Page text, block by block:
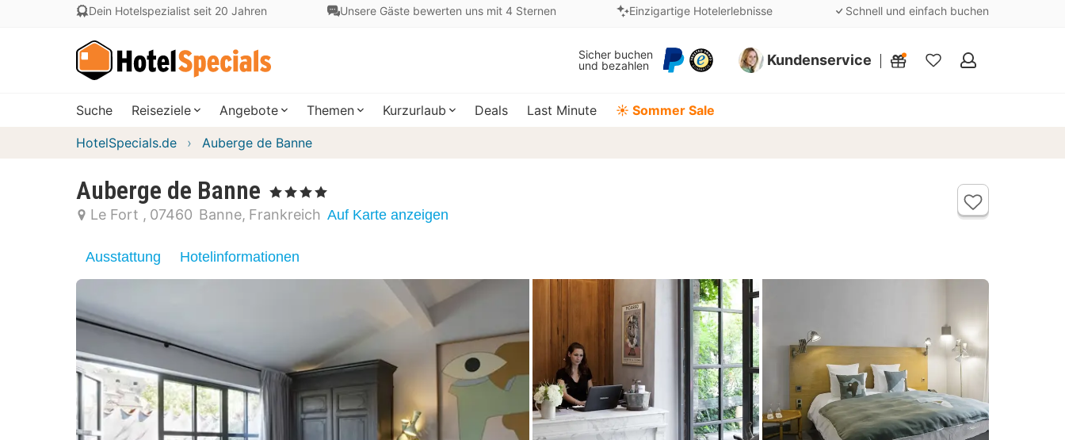
Dein Hotelspezialist seit 20 Jahren Unsere Gäste bewerten uns mit 4 Sternen Einzigartige Hotelerlebnisse Schnell und einfach buchen
Sicher buchen
und bezahlen
Kundenservice
Meine
Suche Reiseziele Angebote Themen Kurzurlaub Deals Last Minute ☀️ Sommer Sale
HotelSpecials.de Auberge de Banne
Auberge de Banne , 4 Sterne
Le Fort 07460 Banne Frankreich Auf Karte anzeigen
Ausstattung Hotelinformationen